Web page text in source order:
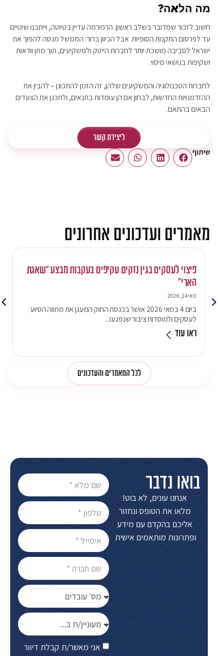
מה הלאה?
חשוב לזכור שמדובר בשלב ראשון. הרפורמה עדיין בטיוטה, וייתכנו שינויים
עד לפרסום התקנות הסופיות. אבל הכיוון ברור: הממשל מנסה להפוך את
ישראל לסביבה מושכת יותר לחברות הייטק ולמשקיעים, תוך מתן וודאות
ושקיפות בנושאי מיסוי.
לחברות הטכנולוגיה והמשקיעים שלהן, זה הזמן להתכונן – להבין את
ההזדמנויות החדשות, לבחון אם הן עומדות בתנאים, ולתכנן את הצעדים
הבאים בהתאם.
ליצירת קשר
שיתוף
מאמרים ועדכונים אחרונים
פיצוי לעסקים בגין נזקים עקיפים בעקבות מבצע “שאגת
הארי”
מאי 14, 2026
ביום 4 במאי 2026 אושר בכנסת החוק המעגן את מתווה הסיוע
לעסקים ולמוסדות ציבור שנפגעו...
ראו עוד
לכל המאמרים והעדכונים
בואו נדבר
אנחנו עונים, לא בוט!
מלאו את הטופס ונחזור
אליכם בהקדם עם מידע
ופתרונות מותאמים אישית
אני מאשר/ת קבלת דיוור